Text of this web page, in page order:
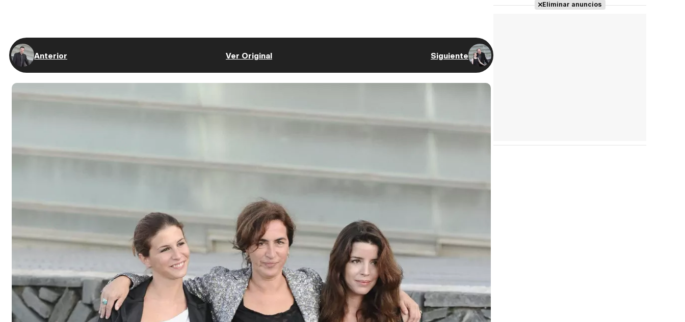
Anterior Ver Original Siguiente
Eliminar anuncios